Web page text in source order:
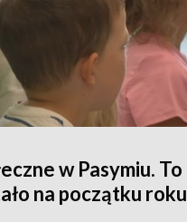
w Pasymiu. To
na początku roku